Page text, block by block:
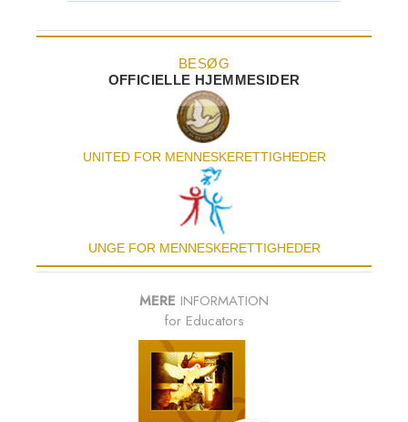
BESØG
OFFICIELLE HJEMMESIDER
UNITED FOR MENNESKE­RETTIGHEDER
UNGE FOR MENNESKERETTIGHEDER
MERE INFORMATION
for Educators